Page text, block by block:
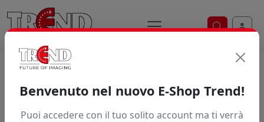
Ricerca
Trend S.r.l.
stampa digitale dal 1997
Benvenuto nel nuovo E-Shop Trend!
Puoi accedere con il tuo solito account ma ti verrà